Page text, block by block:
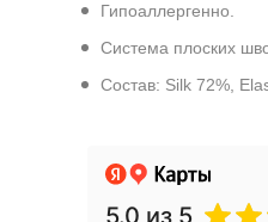
Гипоаллергенно.
Система плоских
Состав: Silk 72%,